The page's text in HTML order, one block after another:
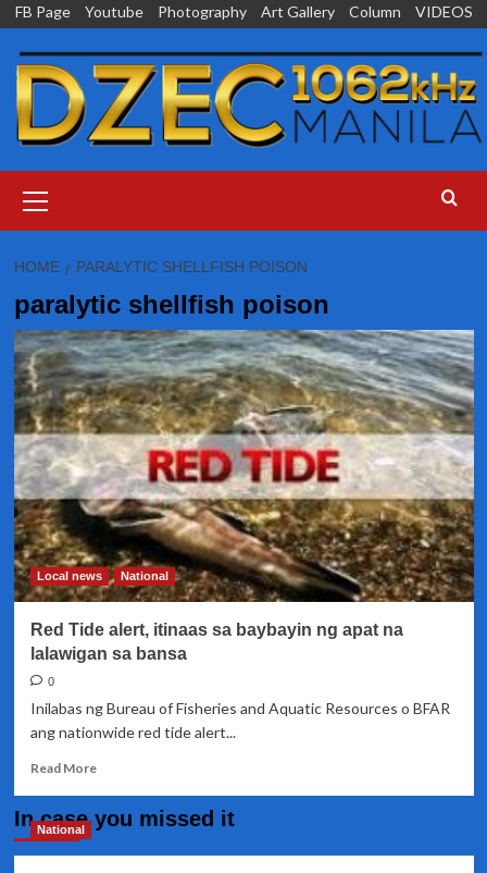
Skip
content
FB Page Youtube Photography Art Gallery Column VIDEOS
Menu
HOME PARALYTIC SHELLFISH POISON
paralytic shellfish poison
Local news National
Red Tide alert, itinaas sa baybayin ng apat na
lalawigan sa bansa
0
Inilabas ng Bureau of Fisheries and Aquatic Resources o BFAR
ang nationwide red tide alert...
Read MoreRead
Red
In case you missed it
National